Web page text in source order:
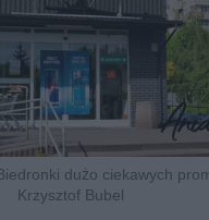
dużo ciekawych
Krzysztof Bubel